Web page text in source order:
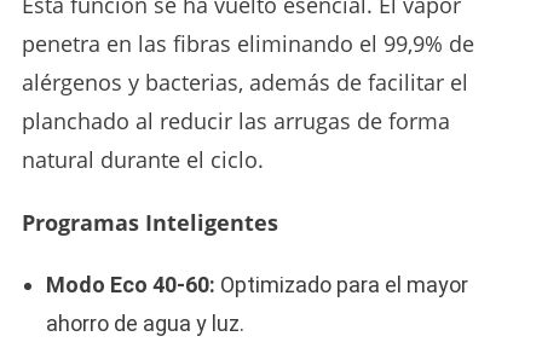
penetra en las fibras eliminando el 99,9% de
alérgenos y bacterias, además de facilitar el
planchado al reducir las arrugas de forma
natural durante el ciclo.
Programas Inteligentes
Modo Eco 40-60: Optimizado para el mayor
ahorro de agua y luz.